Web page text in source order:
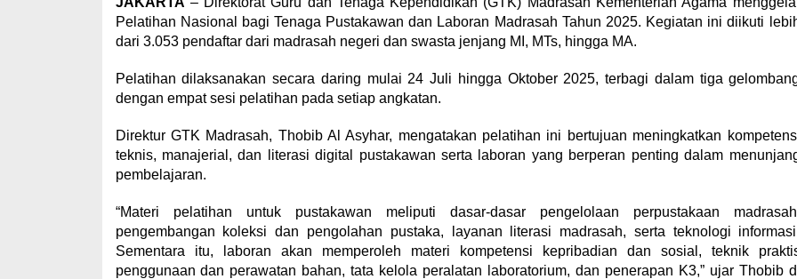
Pelatihan Nasional bagi Tenaga Pustakawan dan Laboran Madrasah Tahun 2025. Kegiatan ini diikuti
dari 3.053 pendaftar dari madrasah negeri dan swasta jenjang MI, MTs, hingga MA.
Pelatihan dilaksanakan secara daring mulai 24 Juli hingga Oktober 2025, terbagi dalam tiga
dengan empat sesi pelatihan pada setiap angkatan.
Direktur GTK Madrasah, Thobib Al Asyhar, mengatakan pelatihan ini bertujuan meningkatkan
teknis, manajerial, dan literasi digital pustakawan serta laboran yang berperan penting dalam
pembelajaran.
“Materi pelatihan untuk pustakawan meliputi dasar-dasar pengelolaan perpustakaan
pengembangan koleksi dan pengolahan pustaka, layanan literasi madrasah, serta teknologi
Sementara itu, laboran akan memperoleh materi kompetensi kepribadian dan sosial, teknik
penggunaan dan perawatan bahan, tata kelola peralatan laboratorium, dan penerapan K3,” ujar Thobib